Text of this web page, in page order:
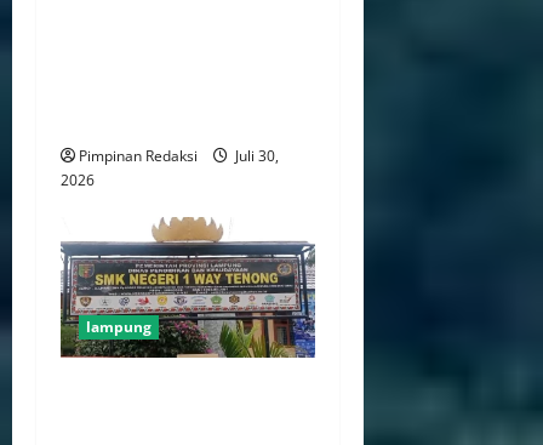
Pimpinan Redaksi
Juli 30,
2026
lampung